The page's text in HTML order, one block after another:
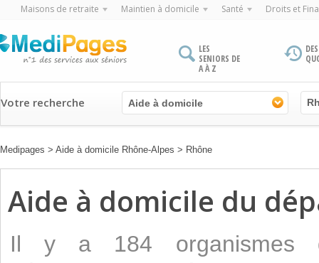
Maisons de retraite Maintien à domicile Santé Droits et
LES
SENIORS DE
A À Z
Votre recherche Aide à domicile
Medipages > Aide à domicile Rhône-Alpes > Rhône
Aide à domicile du
Il y a 184 organismes